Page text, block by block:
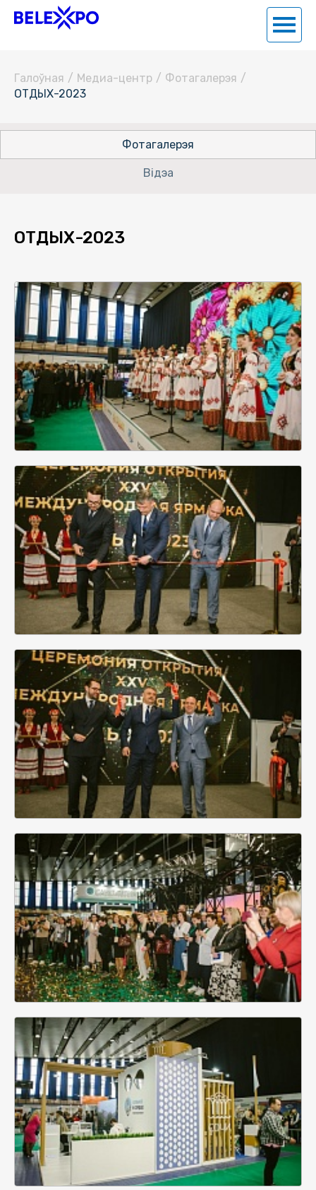
Галоўная / Медиа-центр / Фотагалерэя /
ОТДЫХ-2023
Фотагалерэя
Відэа
ОТДЫХ-2023